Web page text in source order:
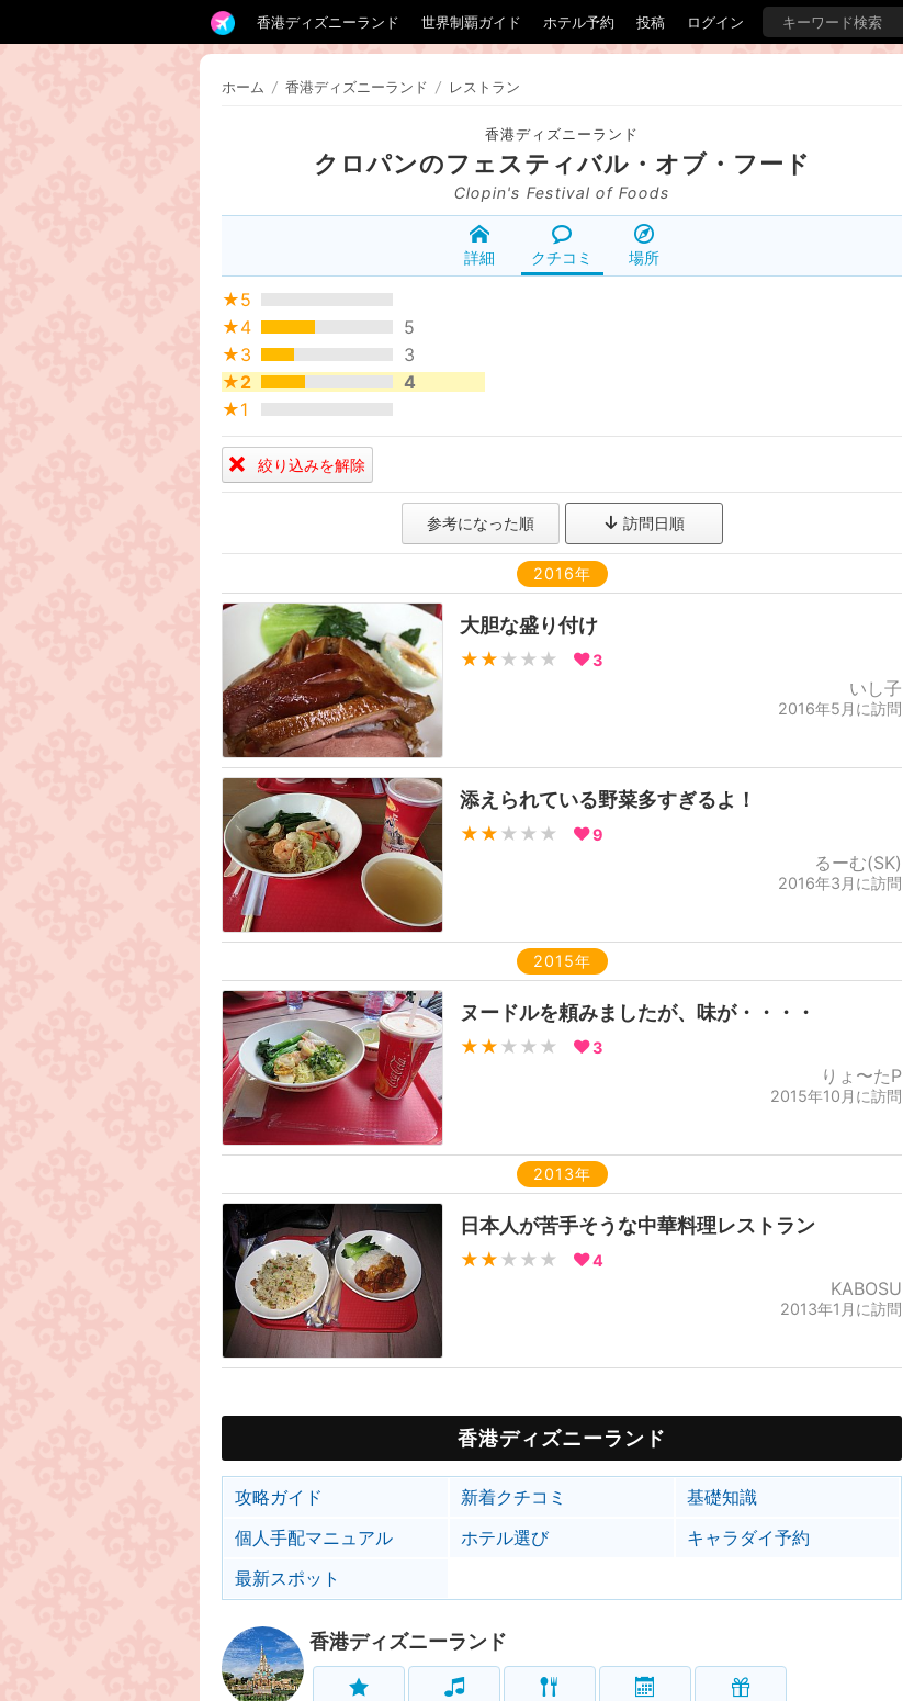
香港ディズニーランド 世界制覇ガイド ホテル予約 投稿 ログイン
ホーム / 香港ディズニーランド / レストラン
香港ディズニーランド
クロパンのフェスティバル・オブ・フード
Clopin's Festival of Foods
詳細 クチコミ 場所
★5
★4
5
★3
3
★2
4
★1
絞り込みを解除
参考になった順 訪問日順
2016年
大胆な盛り付け
★★ ★★★ 3
いし子
2016年5月に訪問
添えられている野菜多すぎるよ！
★★ ★★★ 9
るーむ(SK)
2016年3月に訪問
2015年
ヌードルを頼みましたが、味が・・・・
★★ ★★★ 3
りょ〜たP
2015年10月に訪問
2013年
日本人が苦手そうな中華料理レストラン
★★ ★★★ 4
KABOSU
2013年1月に訪問
香港ディズニーランド
攻略ガイド 新着クチコミ
基礎知識
個人手配マニュアル
ホテル選び
キャラダイ予約
最新スポット
香港ディズニーランド